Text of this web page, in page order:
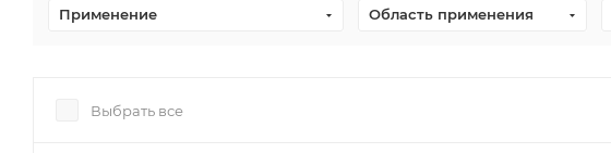
Применение Область применения
Выбрать все